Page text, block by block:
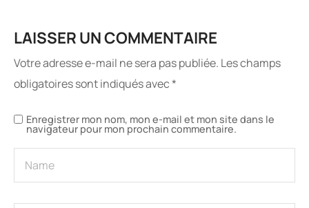
LAISSER UN COMMENTAIRE
Votre adresse e-mail ne sera pas publiée. Les champs
obligatoires sont indiqués avec*
Enregistrer mon nom, mon e-mail et mon site dans le
navigateur pour mon prochain commentaire.